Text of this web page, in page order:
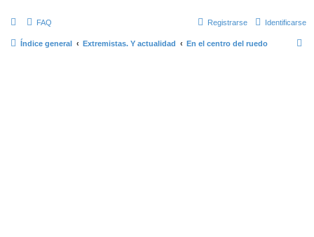
FAQ Identificarse
Registrarse
Índice general Extremistas. Y actualidad En el centro del ruedo